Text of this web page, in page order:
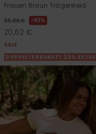
Frauen Braun Trägerkleid
55,00 € 63%
20,62 €
SALE
DOPPELTER RABATT 25% EXTRA